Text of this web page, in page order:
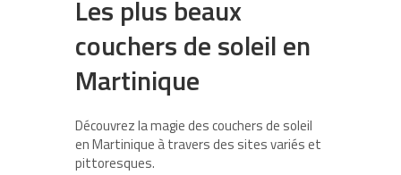
Les plus beaux
couchers de soleil en
Martinique
Découvrez la magie des couchers de soleil
en Martinique à travers des sites variés et
pittoresques.